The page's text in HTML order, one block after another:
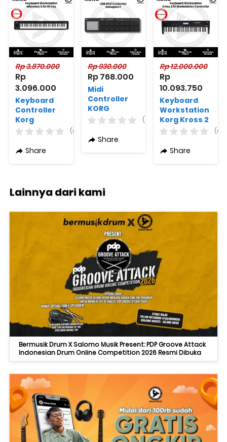
Rp 3.870.000
Rp
3.096.000
Keyboard
Controller
Korg
Microkey 2
Bluetooth
(0)
Share
Rp 930.000
Rp 768.000
Midi
Controller
KORG
nanoPAD2
Controller
(0)
Share
Rp 12.000.000
Rp
10.093.750
Keyboard
Workstation
Korg Kross 2
61
Controller
(0)
Share
Lainnya dari kami
Bermusik Drum X Salomo Musik Present: PDP Groove Attack
Indonesian Drum Online Competition 2026 Resmi Dibuka